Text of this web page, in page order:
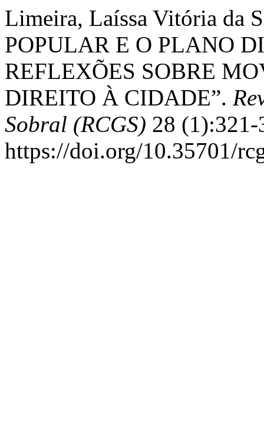
Limeira, Laíssa Vitória da
POPULAR E O PLANO
REFLEXÕES SOBRE
DIREITO À CIDADE”.
Sobral (RCGS) 28 (1):321-
https://doi.org/10.35701/